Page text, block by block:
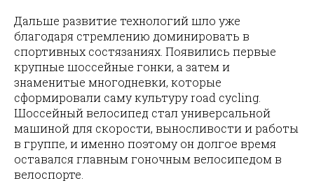
Дальше развитие технологий шло уже
благодаря стремлению доминировать в
спортивных состязаниях. Появились первые
крупные шоссейные гонки, а затем и
знаменитые многодневки, которые
сформировали саму культуру road cycling.
Шоссейный велосипед стал универсальной
машиной для скорости, выносливости и работы
в группе, и именно поэтому он долгое время
оставался главным гоночным велосипедом в
велоспорте.